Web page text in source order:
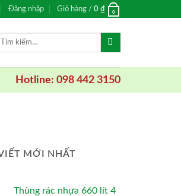
Đăng nhập Giỏ hàng / 0 ₫ 0
Hotline: 098 442 3150
MỚI NHẤT
Thùng rác nhựa 660 lít 4